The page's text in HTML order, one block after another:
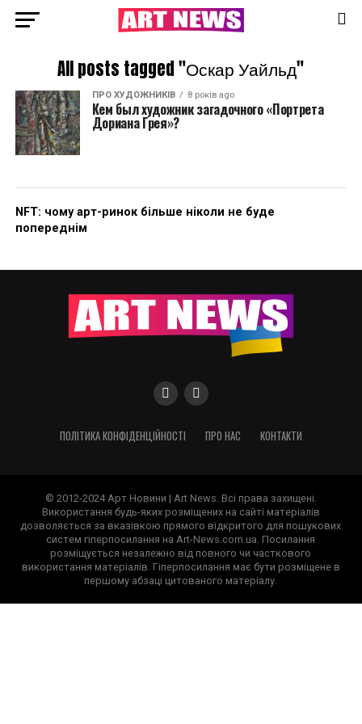
All posts tagged "Оскар Уайльд"
ПРО ХУДОЖНИКІВ 8 років ago
Кем был художник загадочного «Портрета
Дориана Грея»?
NFT: чому арт-ринок більше ніколи не буде
попереднім
ПОЛІТИКА КОНФІДЕНЦІЙНОСТІ ПРО НАС КОНТАКТИ
© 2012-2024 Арт Новини | Art News. Всі права захищені.
Використання будь-яких розміщених на сайті матеріалів
дозволяється за вказівкою прямого відкритого для пошукових
систем гіперпосилання на Art-News.com.ua. Посилання
розміщується незалежно від повного чи часткового
використання матеріалів. Гіперпосилання має бути розміщене в
першому абзаці цитованого матеріалу.